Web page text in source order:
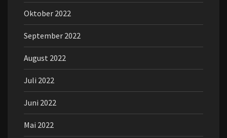
Oktober 2022
September 2022
August 2022
Juli 2022
Juni 2022
Mai 2022